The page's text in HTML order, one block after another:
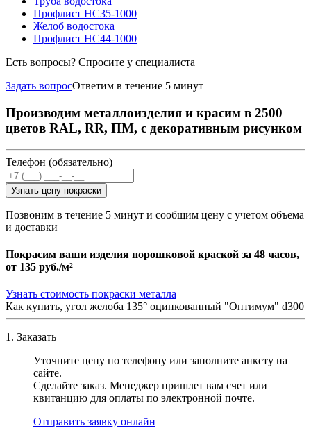
Профлист НС35-1000
Желоб водостока
Профлист НС44-1000
Есть вопросы? Спросите у специалиста
Задать вопросОтветим в течение 5 минут
Производим металлоизделия и красим в 2500
цветов RAL, RR, ПМ, с декоративным рисунком
Телефон (обязательно)
Узнать цену покраски
Позвоним в течение 5 минут и сообщим цену с учетом объема
и доставки
Покрасим ваши изделия порошковой краской за 48 часов,
от 135 руб./м²
Узнать стоимость покраски металла
Как купить, угол желоба 135° оцинкованный "Оптимум" d300
1. Заказать
Уточните цену по телефону или заполните анкету на
сайте.
Сделайте заказ. Менеджер пришлет вам счет или
квитанцию для оплаты по электронной почте.
Отправить заявку онлайн